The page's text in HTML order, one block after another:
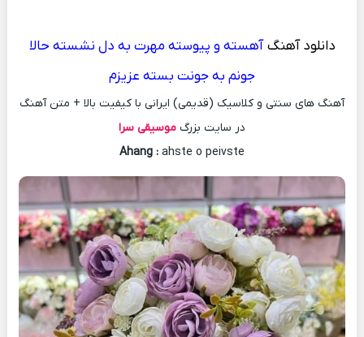
دانلود آهنگ آهسته و پیوسته مهرت به دل نشسته حالا
جونم به جونت بسته عزیزم
آهنگ های سنتی و کلاسیک (قدیمی) ایرانی با کیفیت بالا + متن آهنگ
در سایت بزرگ موسیقی سرا
Ahang : ahste o peivste